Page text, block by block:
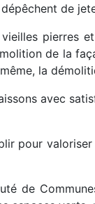
de
pierres
de la
la
avec
pour
de